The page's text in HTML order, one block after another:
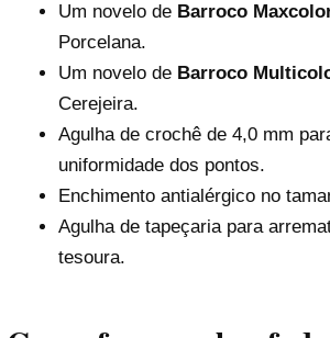
Um novelo de Barroco
Porcelana.
Um novelo de Barroco
Cerejeira.
Agulha de crochê de 4,0 mm
uniformidade dos pontos.
Enchimento antialérgico no
Agulha de tapeçaria para
tesoura.